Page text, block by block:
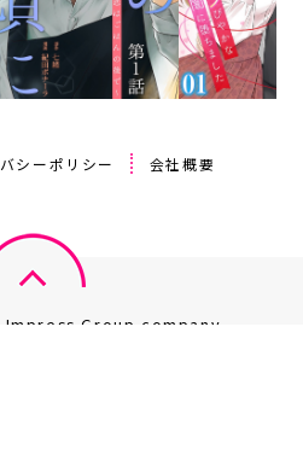
シーポリシー 会社概要
Group company.